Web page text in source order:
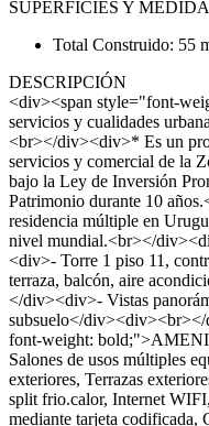
SUPERFICIES Y
Total Construido: 55
DESCRIPCIÓN
<div><span style="font-
servicios y cualidades
<br></div><div>* Es un
servicios y comercial de la
bajo la Ley de Inversión
Patrimonio durante 10
residencia múltiple en
nivel mundial.<br></
<div>- Torre 1 piso 11,
terraza, balcón, aire
</div><div>- Vistas
subsuelo</
font-weight:
Salones de usos múltiples
exteriores, Terrazas
split frio.calor, Internet
mediante tarjeta codificada,